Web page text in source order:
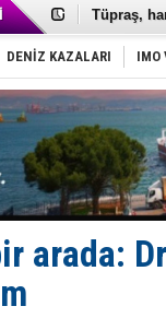
Tüpraş,
İTU AUV,
LNG
PROYAD,
Türkiye-
Türk
Deniz
DÖDER,
Fairline,
Baltık
Runit
Türk
DENİZ KAZALARI IMO
arada: